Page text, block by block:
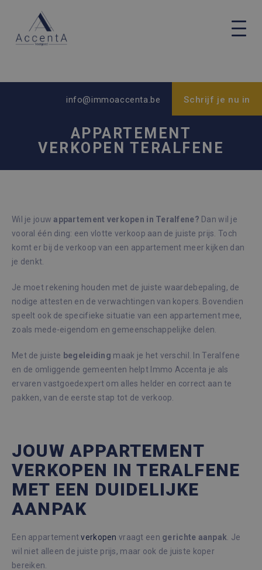
info@immoaccenta.be Schrijf je nu in
APPARTEMENT
VERKOPEN TERALFENE
Wil je jouwappartement verkopen in Teralfene? Dan wil je
vooral één ding: een vlotte verkoop aan de juiste prijs. Toch
komt er bij de verkoop van een appartement meer kijken dan
je denkt.
Je moet rekening houden met de juiste waardebepaling, de
nodige attesten en de verwachtingen van kopers. Bovendien
speelt ook de specifieke situatie van een appartement mee,
zoals mede-eigendom en gemeenschappelijke delen.
Met de juiste begeleiding maak je het verschil. In Teralfene
en de omliggende gemeenten helpt Immo Accenta je als
ervaren vastgoedexpert om alles helder en correct aan te
pakken, van de eerste stap tot de verkoop.
JOUW APPARTEMENT
VERKOPEN IN TERALFENE
MET EEN DUIDELIJKE
AANPAK
Een appartementverkopen vraagt een gerichte aanpak . Je
wil niet alleen de juiste prijs, maar ook de juiste koper
bereiken.